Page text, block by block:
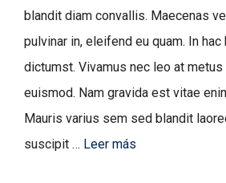
blandit diam convallis. Maecenas
pulvinar in, eleifend eu quam. In
dictumst. Vivamus nec leo at
euismod. Nam gravida est vitae
Mauris varius sem sed blandit
suscipit … Leer más